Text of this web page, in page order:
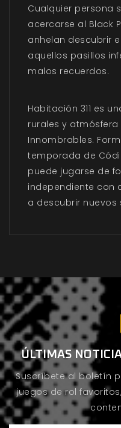
Cualquier persona
acercarse al Black
anhelan descubrir
aquellos pasillos
malos recuerdos.
Habitación 311 es
rurales y
Innombrables.
temporada de
puede jugarse de
independiente con
a descubrir nuevos
ÚLTIMAS
Suscríbete al boletín
juegos de rol